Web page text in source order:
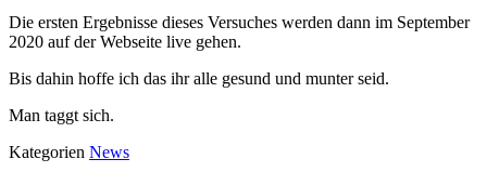
Die ersten Ergebnisse dieses Versuches werden dann im September
2020 auf der Webseite live gehen.
Bis dahin hoffe ich das ihr alle gesund und munter seid.
Man taggt sich.
Kategorien News